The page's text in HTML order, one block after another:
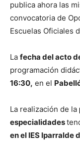
publica ahora las
convocatoria de
Escuelas Oficiales
La fecha del acto
programación
16:30, en el
La realización de la
especialidades
en el IES Iparralde